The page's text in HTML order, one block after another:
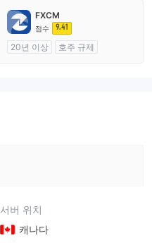
외환 거래 라이선스 (MM)
마스터 레이블 MT4
FXCM
점수 9.41
20년 이상
호주 규제
서버 위치
캐나다